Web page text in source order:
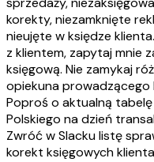
korekty, niezamknięte
nieujęte w księdze
z klientem, zapytaj mnie
księgową. Nie zamykaj
opiekuna prowadzącego
Poproś o aktualną
Polskiego na dzień
Zwróć w Slacku listę
korekt księgowych